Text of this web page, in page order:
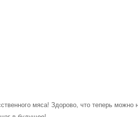
мяса! Здорово, что теперь